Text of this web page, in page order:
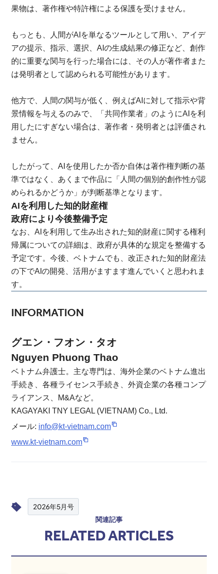
果物は、著作権や特許権による保護を受けません。
もっとも、人間がAIを単なるツールとして用い、アイデ
アの提示、指示、選択、AIの生成結果の修正など、創作
的に重要な関与を行った場合には、その人が著作者また
は発明者として認められる可能性があります。
他方で、人間の関与が低く、例えばAIに対して指示や背
景情報を与えるのみで、「共同作業者」のようにAIを利
用したにすぎない場合は、著作者・発明者とは評価され
ません。
したがって、AIを使用したか否か自体は著作権判断の基
準ではなく、あくまで作品に「人間の個別的創作性が認
められるかどうか」が判断基準となります。
AIを利用した知的財産権
政府により今後整備予定
なお、AIを利用して生み出された知的財産に関する権利
帰属についての詳細は、政府が具体的な規定を整備する
予定です。今後、ベトナムでも、改正された知的財産法
の下でAIの開発、活用がますます進んでいくと思われま
す。
INFORMATION
グエン・フオン・タオ
Nguyen Phuong Thao
ベトナム弁護士。主な専門は、海外企業のベトナム進出
手続き、各種ライセンス手続き、外資企業の各種コンプ
ライアンス、M&Aなど。
KAGAYAKI TNY LEGAL (VIETNAM) Co., Ltd.
メール: info@kt-vietnam.com
www.kt-vietnam.com
2026年5月号
関連記事
RELATED ARTICLES